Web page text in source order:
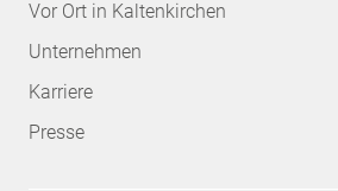
Vor Ort in Kaltenkirchen
Unternehmen
Karriere
Presse